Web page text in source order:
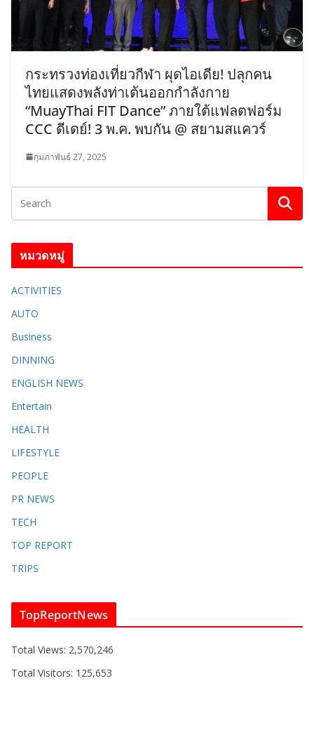
กระทรวงท่องเที่ยวกีฬา ผุดไอเดีย! ปลุกคน
ไทยแสดงพลังท่าเต้นออกกำลังกาย
“MuayThai FIT Dance” ภายใต้แฟลตฟอร์ม
CCC ดีเดย์! 3 พ.ค. พบกัน @ สยามสแควร์
กุมภาพันธ์ 27, 2025
หมวดหมู่
ACTIVITIES
AUTO
Business
DINNING
ENGLISH​ NEWS
Entertain
HEALTH
LIFESTYLE
PEOPLE
PR NEWS
TECH
TOP REPORT
TRIPS
TopReportNews
Total Views: 2,570,246
Total Visitors: 125,653